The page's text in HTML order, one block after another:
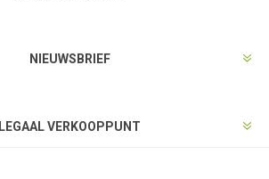
NIEUWSBRIEF
LEGAAL VERKOOPPUNT